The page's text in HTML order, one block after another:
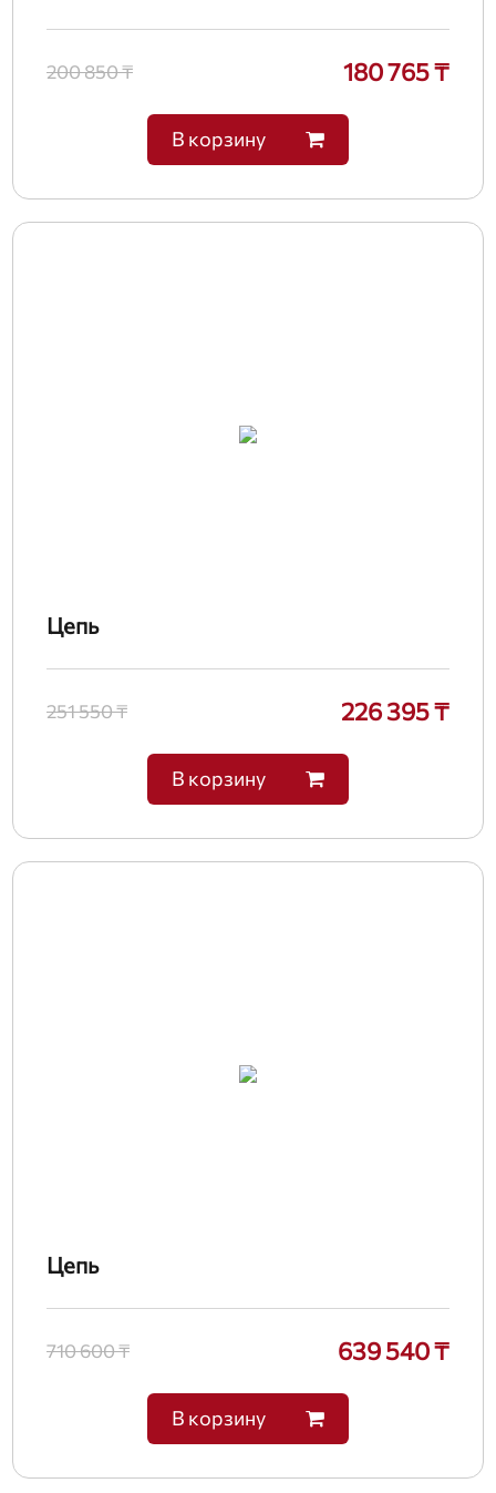
200 850 ₸ 180 765 ₸
В корзину
Цепь
251 550 ₸ 226 395 ₸
В корзину
Цепь
710 600 ₸ 639 540 ₸
В корзину